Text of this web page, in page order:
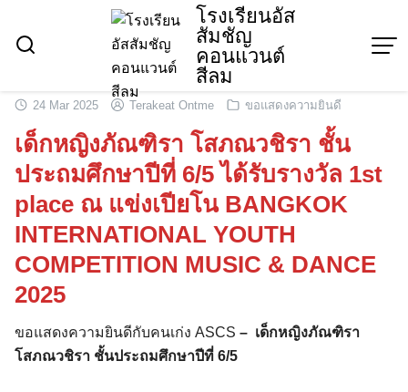
content
โรงเรียนอัส
สัมชัญ
คอนแวนต์
สีลม
24 Mar 2025 Terakeat Ontme ขอแสดงความยินดี
เด็กหญิงภัณฑิรา โสภณวชิรา ชั้น
ประถมศึกษาปีที่ 6/5 ได้รับรางวัล 1st
place ณ แข่งเปียโน BANGKOK
INTERNATIONAL YOUTH
COMPETITION MUSIC & DANCE
2025
ขอแสดงความยินดีกับคนเก่ง ASCS – เด็กหญิงภัณฑิรา
โสภณวชิรา ชั้นประถมศึกษาปีที่ 6/5